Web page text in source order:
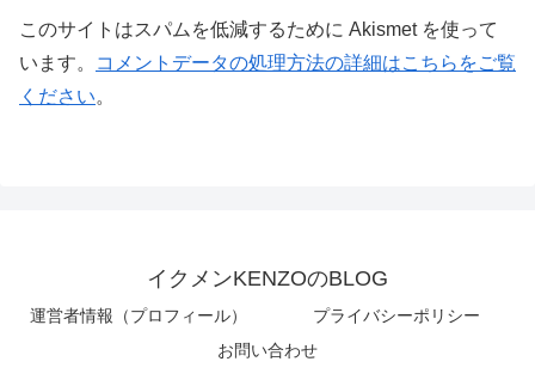
このサイトはスパムを低減するために Akismet を使って
います。
コメントデータの処理方法の詳細はこちらをご覧
ください。
イクメンKENZOのBLOG
運営者情報（プロフィール）
プライバシーポリシー
お問い合わせ